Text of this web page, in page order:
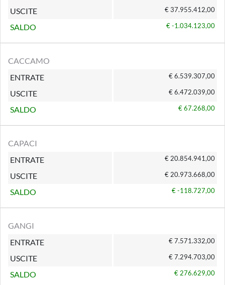
USCITE € 37.955.412,00
SALDO € -1.034.123,00
CACCAMO
ENTRATE
€ 6.539.307,00
USCITE € 6.472.039,00
SALDO € 67.268,00
CAPACI
ENTRATE
€ 20.854.941,00
USCITE € 20.973.668,00
SALDO € -118.727,00
GANGI
ENTRATE
€ 7.571.332,00
USCITE € 7.294.703,00
SALDO € 276.629,00